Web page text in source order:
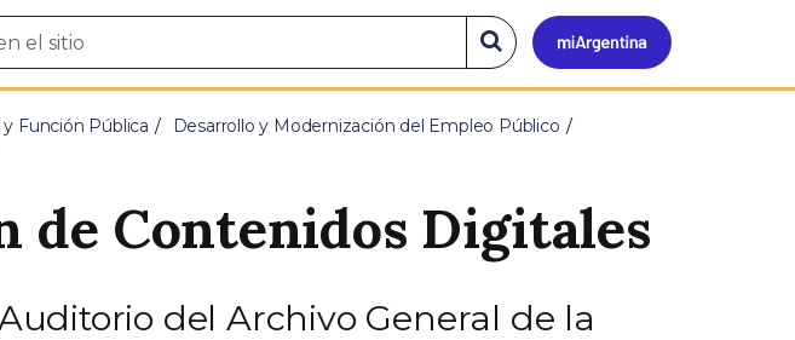
Mi
Buscar
en
el
sitio
Función Pública
Desarrollo y Modernización del Empleo Público
de Contenidos Digitales
del Archivo General de la